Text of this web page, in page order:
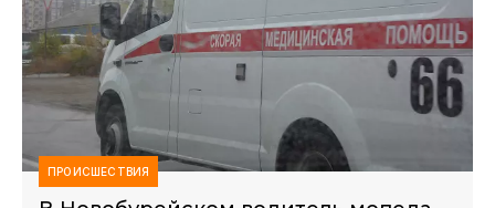
ПРОИСШЕСТВИЯ